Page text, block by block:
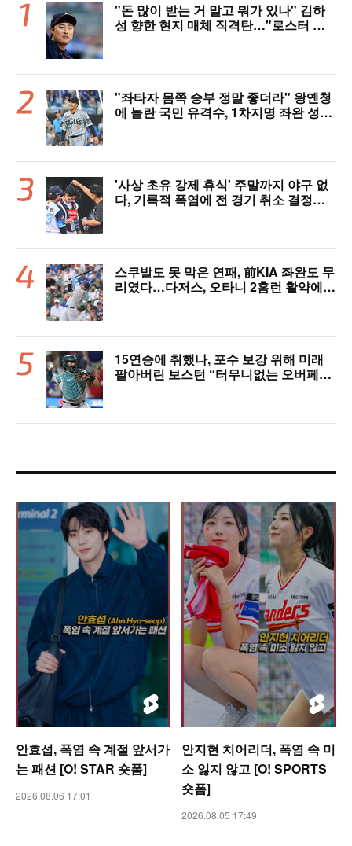
"돈 많이 받는 거 말고 뭐가 있나" 김하
성 향한 현지 매체 직격탄…"로스터 한
"좌타자 몸쪽 승부 정말 좋더라" 왕옌청
에 놀란 국민 유격수, 1차지명 좌완 성장
'사상 초유 강제 휴식' 주말까지 야구 없
다, 기록적 폭염에 전 경기 취소 결정…1
스쿠발도 못 막은 연패, 前KIA 좌완도 무
리였다…다저스, 오타니 2홈런 활약에도
15연승에 취했나, 포수 보강 위해 미래
팔아버린 보스턴 “터무니없는 오버페
안효섭, 폭염 속 계절 앞서가
는 패션 [O! STAR 숏폼]
2026.08.06 17:01
안지현 치어리더, 폭염 속 미
소 잃지 않고 [O! SPORTS
숏폼]
2026.08.05 17:49